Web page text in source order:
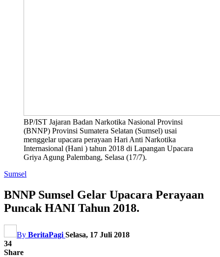
BP/IST Jajaran Badan Narkotika Nasional Provinsi
(BNNP) Provinsi Sumatera Selatan (Sumsel) usai
menggelar upacara perayaan Hari Anti Narkotika
Internasional (Hani ) tahun 2018 di Lapangan Upacara
Griya Agung Palembang, Selasa (17/7).
Sumsel
BNNP Sumsel Gelar Upacara Perayaan
Puncak HANI Tahun 2018.
By BeritaPagi Selasa, 17 Juli 2018
34
Share